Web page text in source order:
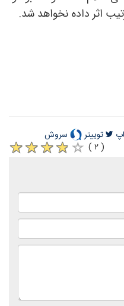
اثر داده نخواهد شد.
توییتر
سروش
( ۲ )